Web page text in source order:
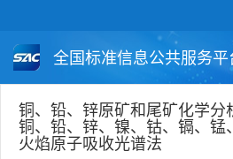
全国标准信息公共服务平
国家标准 行业标准
团体标准
铜、铅、锌原矿和尾矿化学分
铜、铅、锌、镍、钴、镉、锰
火焰原子吸收光谱法